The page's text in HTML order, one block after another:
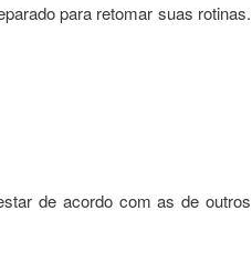
para retomar suas rotinas.
de acordo com as de outros